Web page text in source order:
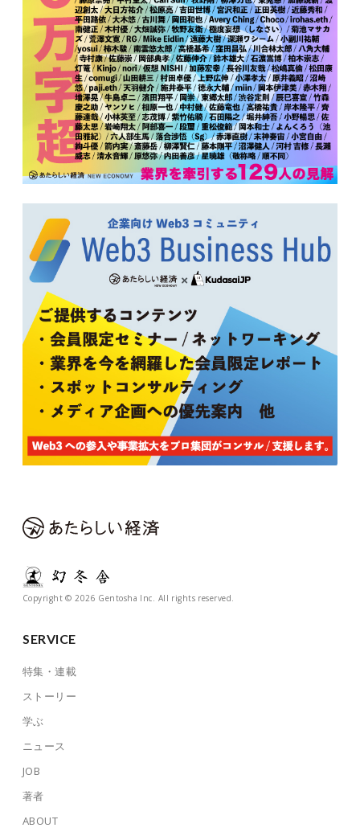
Copyright © 2026 Gentosha Inc. All rights reserved.
SERVICE
特集・連載
ストーリー
学ぶ
ニュース
JOB
著者
ABOUT